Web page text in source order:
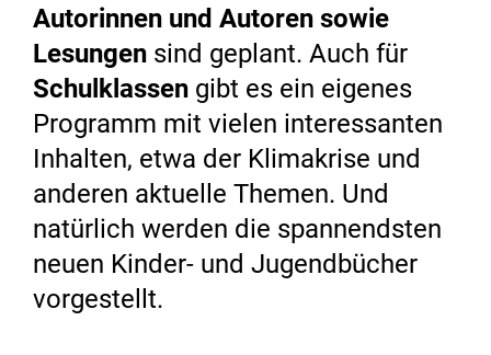
Autorinnen und Autoren sowie
Lesungen sind geplant. Auch für
Schulklassen gibt es ein eigenes
Programm mit vielen interessanten
Inhalten, etwa der Klimakrise und
anderen aktuelle Themen. Und
natürlich werden die spannendsten
neuen Kinder- und Jugendbücher
vorgestellt.